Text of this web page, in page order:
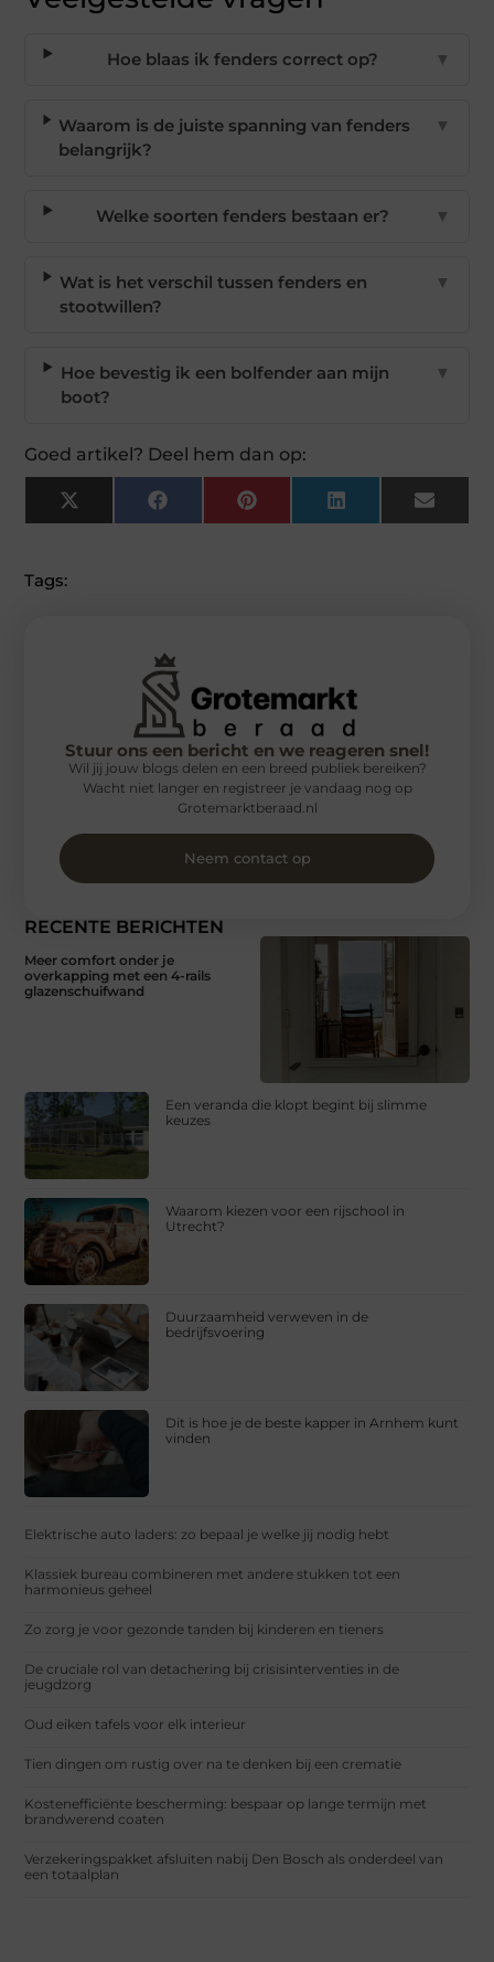
Hoe blaas ik fenders correct op? ▼
Waarom is de juiste spanning van fenders
belangrijk?
▼
Welke soorten fenders bestaan er? ▼
Wat is het verschil tussen fenders en
stootwillen?
▼
Hoe bevestig ik een bolfender aan mijn
boot?
▼
Goed artikel? Deel hem dan op:
X
(Twitter)
FacebookPinterest LinkedIn Email
Tags:
RECENTE BERICHTEN
Meer comfort onder je
overkapping met een 4-rails
glazenschuifwand
Een veranda die klopt begint bij slimme
keuzes
Waarom kiezen voor een rijschool in
Utrecht?
Duurzaamheid verweven in de
bedrijfsvoering
Dit is hoe je de beste kapper in Arnhem kunt
vinden
Elektrische auto laders: zo bepaal je welke jij nodig hebt
Klassiek bureau combineren met andere stukken tot een
harmonieus geheel
Zo zorg je voor gezonde tanden bij kinderen en tieners
De cruciale rol van detachering bij crisisinterventies in de
jeugdzorg
Oud eiken tafels voor elk interieur
Tien dingen om rustig over na te denken bij een crematie
Kostenefficiënte bescherming: bespaar op lange termijn met
brandwerend coaten
Verzekeringspakket afsluiten nabij Den Bosch als onderdeel van
een totaalplan
Stuur ons een bericht en we reageren snel!
Wil jij jouw blogs delen en een breed publiek bereiken?
Wacht niet langer en registreer je vandaag nog op
Grotemarktberaad.nl
Neem contact op